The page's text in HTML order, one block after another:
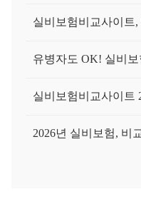
실비보험비교사이트
유병자도 OK! 실비
실비보험비교사이트
2026년 실비보험, 비